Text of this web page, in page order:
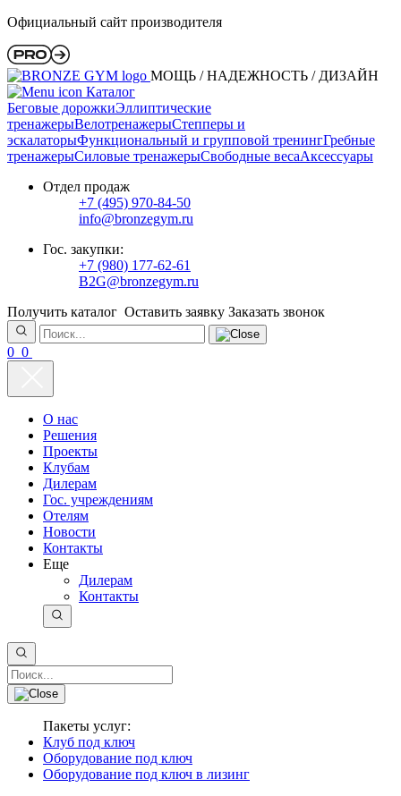
Официальный сайт производителя
МОЩЬ / НАДЕЖНОСТЬ / ДИЗАЙН
Каталог
Беговые дорожкиЭллиптические
тренажерыВелотренажерыСтепперы и
эскалаторыФункциональный и групповой тренингГребные
тренажерыСиловые тренажерыСвободные весаАксессуары
Отдел продаж
+7 (495) 970-84-50
info@bronzegym.ru
Гос. закупки:
+7 (980) 177-62-61
B2G@bronzegym.ru
Получить каталог Оставить заявку Заказать звонок
0 0
О нас
Решения
Проекты
Клубам
Дилерам
Гос. учреждениям
Отелям
Новости
Контакты
Еще
Дилерам
Контакты
Пакеты услуг:
Клуб под ключ
Оборудование под ключ
Оборудование под ключ в лизинг